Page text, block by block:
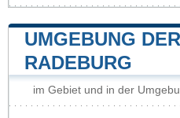
UMGEBUNG
RADEBURG
im Gebiet und in der